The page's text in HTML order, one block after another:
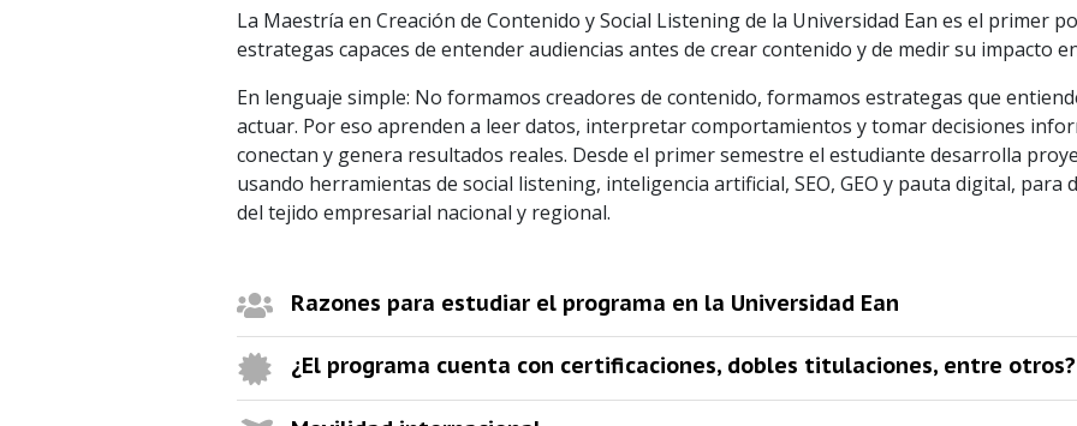
La Maestría en Creación de Contenido y Social Listening de la Universidad Ean es el primer
estrategas capaces de entender audiencias antes de crear contenido y de medir su impacto
En lenguaje simple: No formamos creadores de contenido, formamos estrategas que
actuar. Por eso aprenden a leer datos, interpretar comportamientos y tomar decisiones
conectan y genera resultados reales. Desde el primer semestre el estudiante desarrolla
usando herramientas de social listening, inteligencia artificial, SEO, GEO y pauta digital, para
del tejido empresarial nacional y regional.
Razones para estudiar el programa en la Universidad Ean
¿El programa cuenta con certificaciones, dobles titulaciones, entre otros?